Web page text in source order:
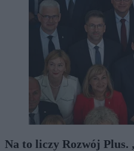
Na to liczy Rozwój Plus.